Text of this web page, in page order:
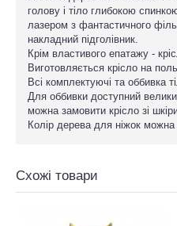
голову і тіло глибокою
лазером з фантастичного
накладний підголівник.
Крім властивого епатажу -
Виготовляється крісло на
Всі комплектуючі та оббивка
Для оббивки доступний
можна замовити крісло зі
Колір дерева для ніжок можна
Схожі товари